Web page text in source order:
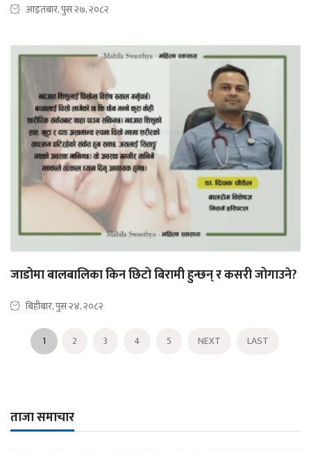
आइतबार, पुस २७, २०८२
जाडोमा बालबालिका किन छिटो बिरामी हुन्छन् र कसरी जोगाउने?
बिहीबार, पुस २४, २०८२
1 2 3 4 5 NEXT LAST
ताजा समाचार